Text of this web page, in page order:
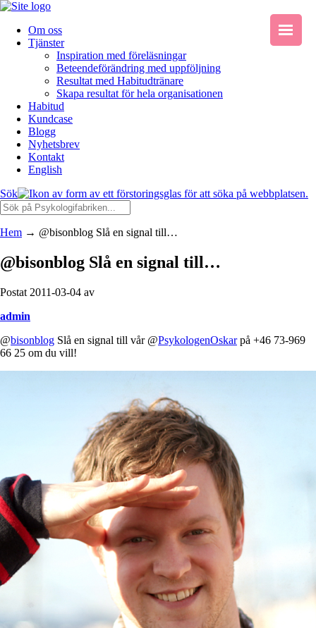
Om oss
Tjänster
Inspiration med föreläsningar
Beteendeförändring med uppföljning
Resultat med Habitudtränare
Skapa resultat för hela organisationen
Habitud
Kundcase
Blogg
Nyhetsbrev
Kontakt
English
Sök
Hem → @bisonblog Slå en signal till…
@bisonblog Slå en signal till…
Postat 2011-03-04 av
admin
@bisonblog Slå en signal till vår @PsykologenOskarpå +46 73-969
66 25 om du vill!